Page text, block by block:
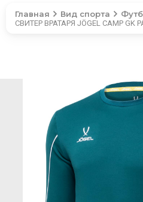
Главная Вид спорта
СВИТЕР ВРАТАРЯ JÖGEL CAMP GK